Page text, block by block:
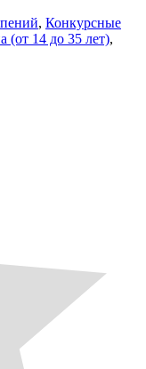
, Конкурсные
(от 14 до 35 лет),